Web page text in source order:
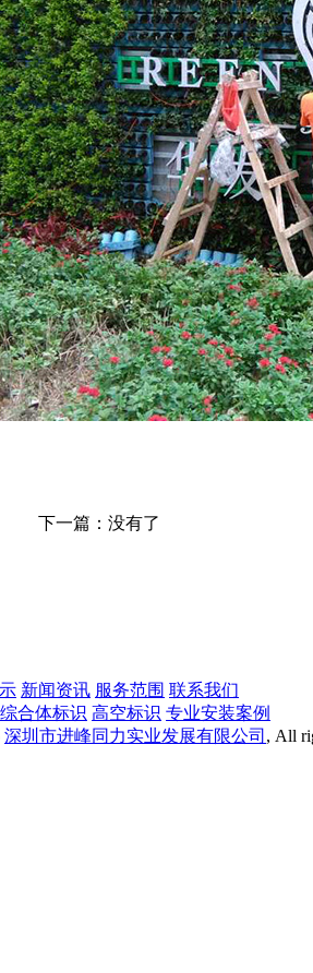
下一篇： 没有了
新闻资讯 服务范围 联系我们
合体标识 高空标识 专业安装案例
深圳市进峰同力实业发展有限公司 , All